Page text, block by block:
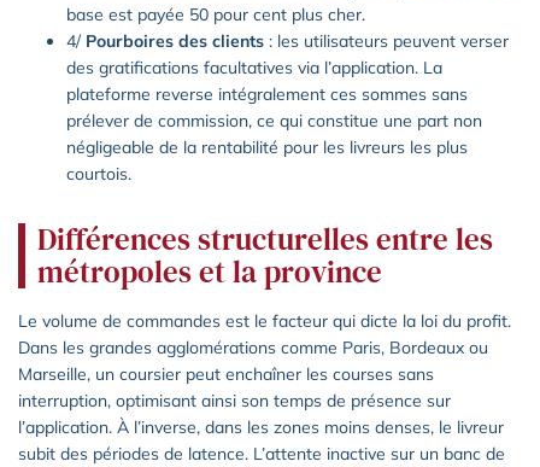
base est payée 50 pour cent plus cher.
4/ Pourboires des clients : les utilisateurs peuvent verser
des gratifications facultatives via l’application. La
plateforme reverse intégralement ces sommes sans
prélever de commission, ce qui constitue une part non
négligeable de la rentabilité pour les livreurs les plus
courtois.
Différences structurelles entre les
métropoles et la province
Le volume de commandes est le facteur qui dicte la loi du profit.
Dans les grandes agglomérations comme Paris, Bordeaux ou
Marseille, un coursier peut enchaîner les courses sans
interruption, optimisant ainsi son temps de présence sur
l’application. À l’inverse, dans les zones moins denses, le livreur
subit des périodes de latence. L’attente inactive sur un banc de